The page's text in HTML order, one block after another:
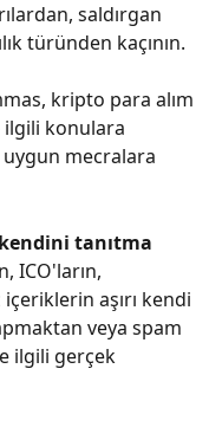
saldırgan
türünden kaçının.
kripto para alım
ilgili konulara
uygun mecralara
tanıtma
ICO'ların,
aşırı kendi
veya spam
ilgili gerçek